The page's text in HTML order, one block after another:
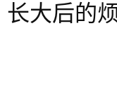
长大后的